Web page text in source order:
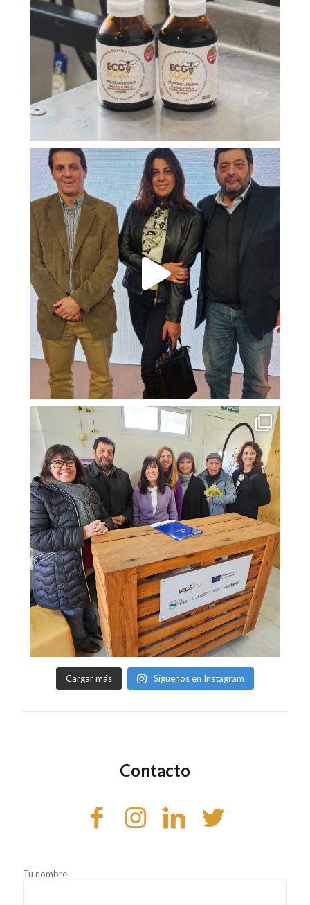
Cargar más Síguenos en Instagram
Contacto
Tu nombre